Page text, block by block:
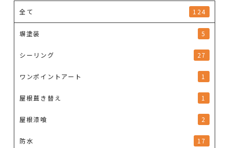
全て 124
塀塗装 5
シーリング 27
ワンポイントアート 1
屋根葺き替え 1
屋根漆喰 2
防水 17